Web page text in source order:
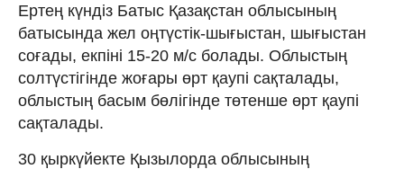
Ертең күндіз Батыс Қазақстан облысының
батысында жел оңтүстік-шығыстан, шығыстан
соғады, екпіні 15-20 м/с болады. Облыстың
солтүстігінде жоғары өрт қаупі сақталады,
облыстың басым бөлігінде төтенше өрт қаупі
сақталады.
30 қыркүйекте Қызылорда облысының